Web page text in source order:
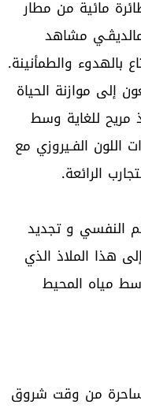
فقط بطائرة مائية من مطار
مشاهد
بالهدوء والطمأنينة.
إلى موازنة الحياة
مريح للغاية وسط
اللون الفـيروزي مع
الرائعة.
النفسي و تجديد
هذا الملاذ الذي
مياه المحيط
من وقت شروق